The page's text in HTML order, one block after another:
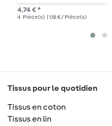
cm - 4 pièces - orange
fluo
4,74 € *
4 Pièce(s) | 1,18 € / Pièce(s)
Tissus pour le quotidien
Tissus en coton
Tissus en lin